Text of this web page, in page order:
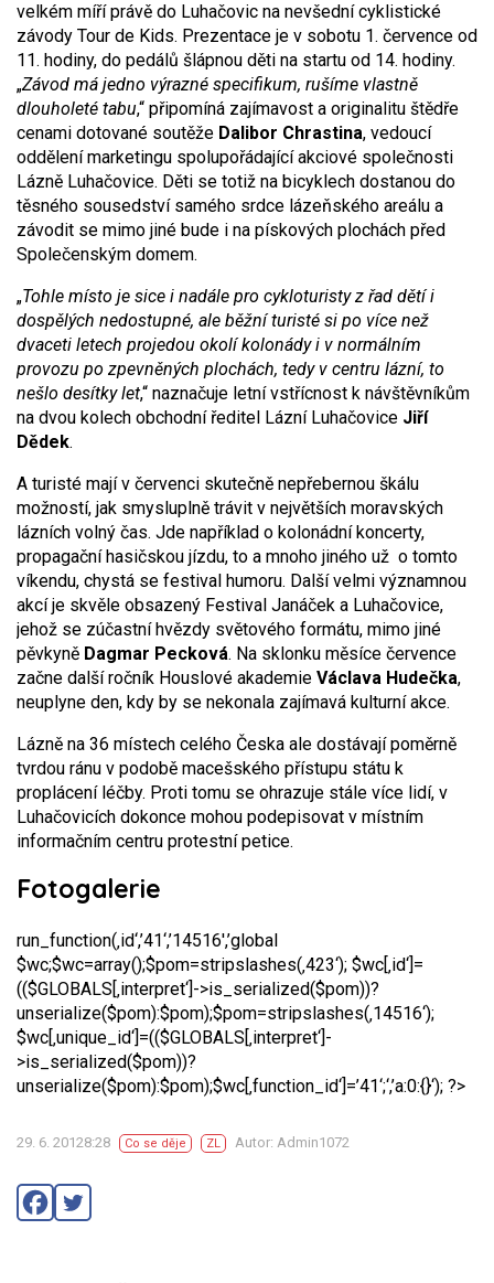
velkém míří právě do Luhačovic na nevšední cyklistické
závody Tour de Kids. Prezentace je v sobotu 1. července od
11. hodiny, do pedálů šlápnou děti na startu od 14. hodiny.
„Závod má jedno výrazné specifikum, rušíme vlastně
dlouholeté tabu,“ připomíná zajímavost a originalitu štědře
cenami dotované soutěže Dalibor Chrastina, vedoucí
oddělení marketingu spolupořádající akciové společnosti
Lázně Luhačovice. Děti se totiž na bicyklech dostanou do
těsného sousedství samého srdce lázeňského areálu a
závodit se mimo jiné bude i na pískových plochách před
Společenským domem.
„Tohle místo je sice i nadále pro cykloturisty z řad dětí i
dospělých nedostupné, ale běžní turisté si po více než
dvaceti letech projedou okolí kolonády i v normálním
provozu po zpevněných plochách, tedy v centru lázní, to
nešlo desítky let,“ naznačuje letní vstřícnost k návštěvníkům
na dvou kolech obchodní ředitel Lázní Luhačovice Jiří
Dědek.
A turisté mají v červenci skutečně nepřebernou škálu
možností, jak smysluplně trávit v největších moravských
lázních volný čas. Jde například o kolonádní koncerty,
propagační hasičskou jízdu, to a mnoho jiného už o tomto
víkendu, chystá se festival humoru. Další velmi významnou
akcí je skvěle obsazený Festival Janáček a Luhačovice,
jehož se zúčastní hvězdy světového formátu, mimo jiné
pěvkyně Dagmar Pecková. Na sklonku měsíce července
začne další ročník Houslové akademie Václava Hudečka,
neuplyne den, kdy by se nekonala zajímavá kulturní akce.
Lázně na 36 místech celého Česka ale dostávají poměrně
tvrdou ránu v podobě macešského přístupu státu k
proplácení léčby. Proti tomu se ohrazuje stále více lidí, v
Luhačovicích dokonce mohou podepisovat v místním
informačním centru protestní petice.
Fotogalerie
run_function(‚id‘,’41‘,’14516′,’global
$wc;$wc=array();$pom=stripslashes(‚423‘); $wc[‚id‘]=
(($GLOBALS[‚interpret‘]->is_serialized($pom))?
unserialize($pom):$pom);$pom=stripslashes(‚14516‘);
$wc[‚unique_id‘]=(($GLOBALS[‚interpret‘]-
>is_serialized($pom))?
unserialize($pom):$pom);$wc[‚function_id‘]=’41‘;‘,’a:0:{}‘); ?>
29. 6. 20128:28 Co se děje ZL Autor: Admin1072